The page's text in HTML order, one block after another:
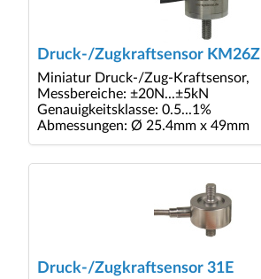
Druck-/Zugkraftsensor KM26Z
Miniatur Druck-/Zug-Kraftsensor,
Messbereiche: ±20N...±5kN
Genauigkeitsklasse: 0.5...1%
Abmessungen: Ø 25.4mm x 49mm
Druck-/Zugkraftsensor 31E